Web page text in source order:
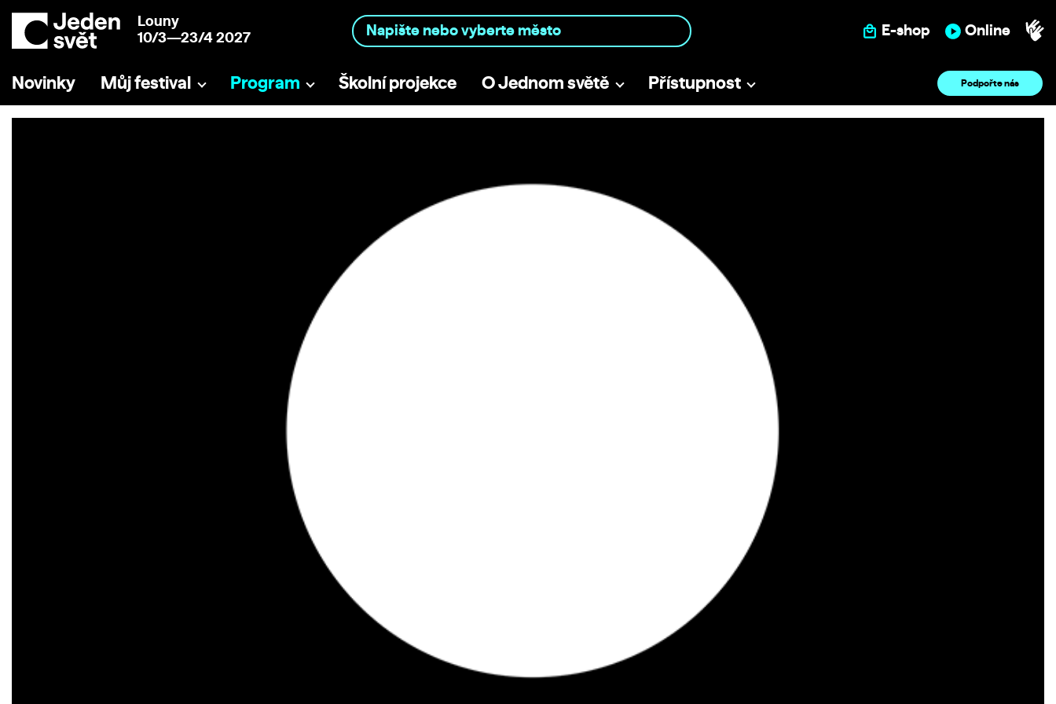
Louny
10/3—23/4 2027
E-shop Online
Novinky Můj festival Program Školní projekce O Jednom světě Přístupnost Podpořte nás